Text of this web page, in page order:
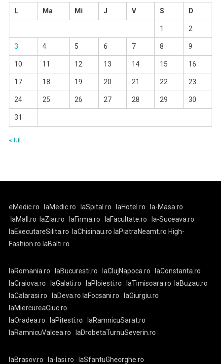
L
Ma Mi J V S D
1 2
3 4 5 6 7 8 9
10 11 12 13 14 15 16
17 18 19 20 21 22 23
24 25 26 27 28 29 30
31
« iul.
eMedic.ro laMedic.ro laSpital.ro laHotel.ro
la-Masa.ro
laMall.ro
laZiar.ro laFirma.ro laFacultate.ro
la-Suceava.ro
laExecutareSilita.ro
laChisinau.ro laPiatraNeamt.ro High-
Fashion.ro laBalti.ro
laRomania.ro laBucuresti.ro laClujNapoca.ro
laConstanta.ro
laCraiova.ro
laGalati.ro laPloiesti.ro laTimisoara.ro
laBuzau.ro
laCalarasi.ro
laDeva.ro laFocsani.ro
laGiurgiu.ro
laMiercureaCiuc.ro
laOradea.ro
laPitesti.ro
laRamnicuSarat.ro
laRamnicuValcea.ro
laDrobetaTurnuSeverin.ro
laBrasov.ro la-Iasi.ro laSfantuGheorghe.ro